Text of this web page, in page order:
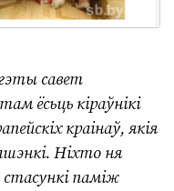
савет
ёсьць кіраўнікі
краінаў, якія
Ніхто ня
стасункі паміж